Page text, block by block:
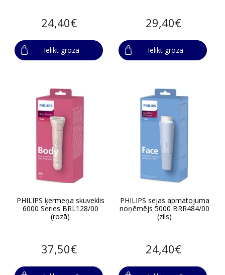
24,40€
Ielikt grozā
29,40€
Ielikt grozā
PHILIPS ķermeņa skuveklis
6000 Series BRL128/00
(rozā)
37,50€
PHILIPS sejas apmatojuma
noņēmējs 5000 BRR484/00
(zils)
24,40€